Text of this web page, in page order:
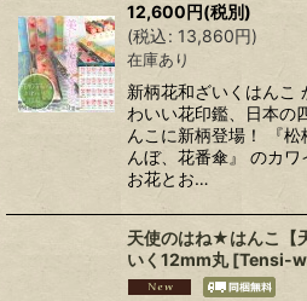
並び順:
絞り込む
12,600円(税別)
(税込: 13,860円)
在庫あり
新柄花和ざいくはんこ
わいい花印鑑、日本の
んこに新柄登場！ 『
んぼ、花番傘』 のカ
お花とお…
天使のはね★はんこ【
いく12mm丸 [Tensi-